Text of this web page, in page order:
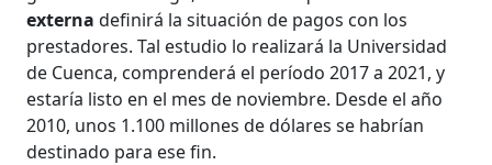
externadefinirá la situación de pagos con los
prestadores. Tal estudio lo realizará la Universidad
de Cuenca, comprenderá el período 2017 a 2021, y
estaría listo en el mes de noviembre. Desde el año
2010, unos 1.100 millones de dólares se habrían
destinado para ese fin.